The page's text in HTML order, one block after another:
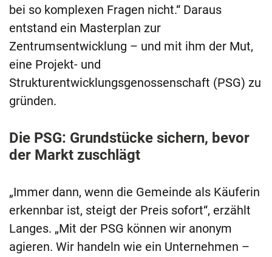
bei so komplexen Fragen nicht.“ Daraus
entstand ein Masterplan zur
Zentrumsentwicklung – und mit ihm der Mut,
eine Projekt- und
Strukturentwicklungsgenossenschaft (PSG) zu
gründen.
Die PSG: Grundstücke sichern, bevor
der Markt zuschlägt
„Immer dann, wenn die Gemeinde als Käuferin
erkennbar ist, steigt der Preis sofort“, erzählt
Langes. „Mit der PSG können wir anonym
agieren. Wir handeln wie ein Unternehmen –